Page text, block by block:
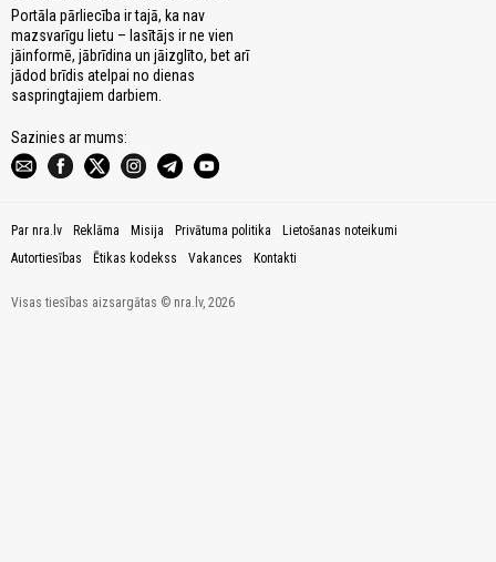
Portāla pārliecība ir tajā, ka nav
mazsvarīgu lietu – lasītājs ir ne vien
jāinformē, jābrīdina un jāizglīto, bet arī
jādod brīdis atelpai no dienas
saspringtajiem darbiem.
Sazinies ar mums:
Par nra.lv Reklāma Misija Privātuma politika
Lietošanas noteikumi
Autortiesības
Ētikas kodekss Vakances Kontakti
Visas tiesības aizsargātas © nra.lv, 2026